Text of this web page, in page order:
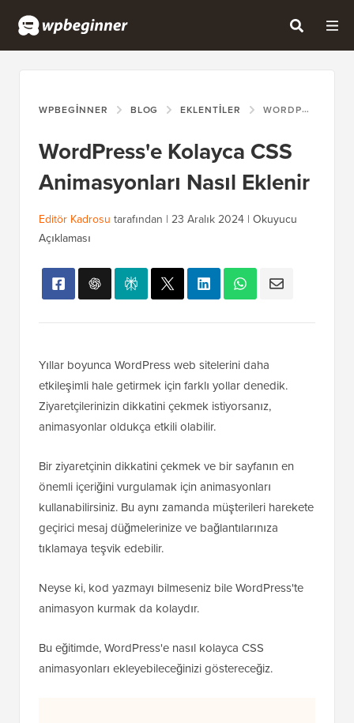
WPBEGINNER BLOG EKLENTILER WORDPRESS'E KOLAYCA CSS ANIMASYONLARI NASIL EKLENIR
WordPress'e Kolayca CSS
Animasyonları Nasıl Eklenir
Editör Kadrosu tarafından | 23 Aralık 2024 | Okuyucu
Açıklaması
Yıllar boyunca WordPress web sitelerini daha
etkileşimli hale getirmek için farklı yollar denedik.
Ziyaretçilerinizin dikkatini çekmek istiyorsanız,
animasyonlar oldukça etkili olabilir.
Bir ziyaretçinin dikkatini çekmek ve bir sayfanın en
önemli içeriğini vurgulamak için animasyonları
kullanabilirsiniz. Bu aynı zamanda müşterileri harekete
geçirici mesaj düğmelerinize ve bağlantılarınıza
tıklamaya teşvik edebilir.
Neyse ki, kod yazmayı bilmeseniz bile WordPress'te
animasyon kurmak da kolaydır.
Bu eğitimde, WordPress'e nasıl kolayca CSS
animasyonları ekleyebileceğinizi göstereceğiz.